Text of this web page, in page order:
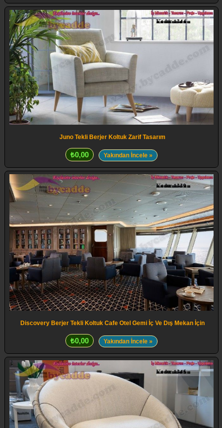
Juno Tekli Berjer Koltuk Zarif Tasarım
₺0,00 Yakından İncele »
Discovery Berjer Tekli Koltuk Cafe Otel Gemi İç Ve Dış Mekan İçin
₺0,00 Yakından İncele »